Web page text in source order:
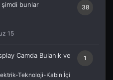
38
şimdi bunlar
15
1
Camda Bulanık ve
Teknoloji-Kabin İçi